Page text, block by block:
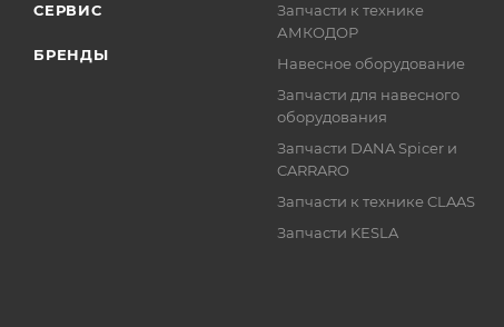
СЕРВИС
БРЕНДЫ
Запчасти к технике
АМКОДОР
Навесное оборудование
Запчасти для навесного
оборудования
Запчасти DANA Spicer и
CARRARO
Запчасти к технике CLAAS
Запчасти KESLA